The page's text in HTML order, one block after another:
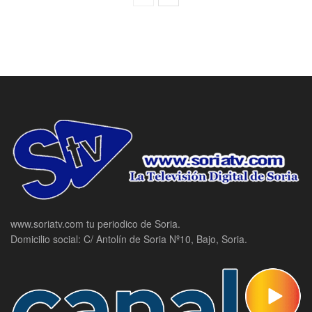
www.soriatv.com tu periodico de Soria.
Domicilio social: C/ Antolín de Soria Nº10, Bajo, Soria.